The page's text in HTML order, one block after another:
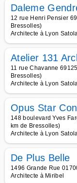
Daleme
12 rue Henri Pensier
Bressolles)
Architecte à Lyon
Atelier 131
11 rue Chavanne
Bressolles)
Architecte à Lyon
Opus Star
148 boulevard Yves
km de Bressolles)
Architecte à Lyon
De Plus Belle
1496 Grande Rue
Architecte à Miribel